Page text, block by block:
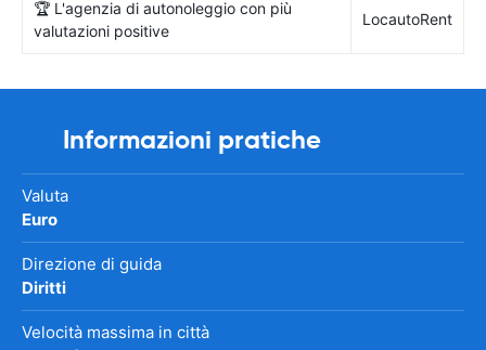
🏆 L'agenzia di autonoleggio con più
valutazioni positive
LocautoRent
Informazioni pratiche
Valuta
Euro
Direzione di guida
Diritti
Velocità massima in città